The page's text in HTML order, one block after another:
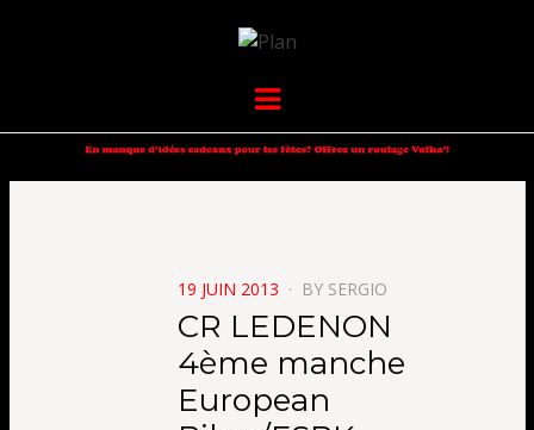
VOLKANIK-
ENDURANCE
Menu
POSTED
ON
19 JUIN 2013 BY SERGIO
CR LEDENON
4ème manche
European